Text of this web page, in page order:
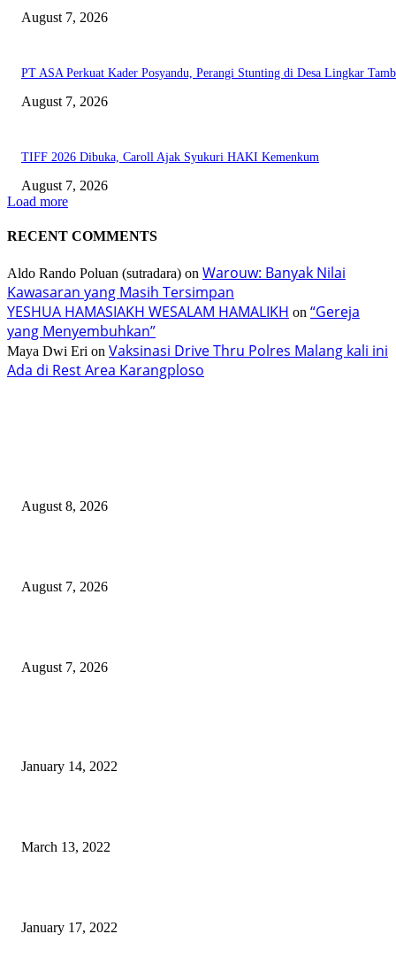
August 7, 2026
PT ASA Perkuat Kader Posyandu, Perangi Stunting di Desa Lingkar
August 7, 2026
TIFF 2026 Dibuka, Caroll Ajak Syukuri HAKI Kemenkum
August 7, 2026
Load more
RECENT COMMENTS
Aldo Rando Poluan (sutradara) on Warouw: Banyak Nilai
Kawasaran yang Masih Tersimpan
YESHUA HAMASIAKH WESALAM HAMALIKH on “Gereja
yang Menyembuhkan”
Maya Dwi Eri on Vaksinasi Drive Thru Polres Malang kali ini
Ada di Rest Area Karangploso
August 8, 2026
August 7, 2026
August 7, 2026
January 14, 2022
March 13, 2022
January 17, 2022